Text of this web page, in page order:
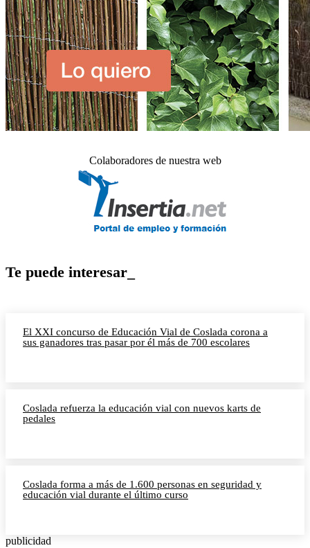
Colaboradores de nuestra web
Te puede interesar_
El XXI concurso de Educación Vial de Coslada corona a
sus ganadores tras pasar por él más de 700 escolares
Coslada refuerza la educación vial con nuevos karts de
pedales
Coslada forma a más de 1.600 personas en seguridad y
educación vial durante el último curso
publicidad